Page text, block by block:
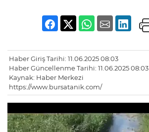
Haber Giriş Tarihi: 11.06.2025 08:03
Haber Güncellenme Tarihi: 11.06.2025 08:03
Kaynak: Haber Merkezi
https://www.bursatanik.com/